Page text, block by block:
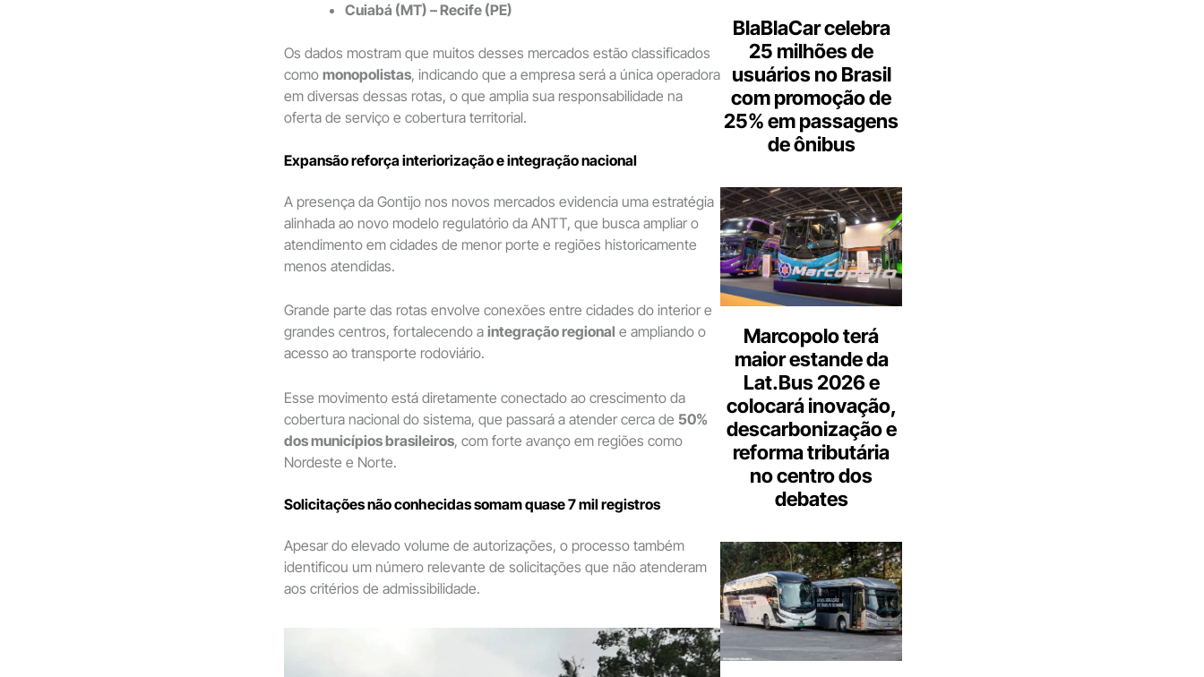
Cuiabá (MT) – Recife (PE)
Os dados mostram que muitos desses mercados estão classificados
como monopolistas, indicando que a empresa será a única operadora
em diversas dessas rotas, o que amplia sua responsabilidade na
oferta de serviço e cobertura territorial.
Expansão reforça interiorização e integração nacional
A presença da Gontijo nos novos mercados evidencia uma estratégia
alinhada ao novo modelo regulatório da ANTT, que busca ampliar o
atendimento em cidades de menor porte e regiões historicamente
menos atendidas.
Grande parte das rotas envolve conexões entre cidades do interior e
grandes centros, fortalecendo a integração regional e ampliando o
acesso ao transporte rodoviário.
Esse movimento está diretamente conectado ao crescimento da
cobertura nacional do sistema, que passará a atender cerca de 50%
dos municípios brasileiros, com forte avanço em regiões como
Nordeste e Norte.
Solicitações não conhecidas somam quase 7 mil registros
Apesar do elevado volume de autorizações, o processo também
identificou um número relevante de solicitações que não atenderam
aos critérios de admissibilidade.
BlaBlaCar celebra
25 milhões de
usuários no Brasil
com promoção de
25% em passagens
de ônibus
Marcopolo terá
maior estande da
Lat.Bus 2026 e
colocará inovação,
descarbonização e
reforma tributária
no centro dos
debates